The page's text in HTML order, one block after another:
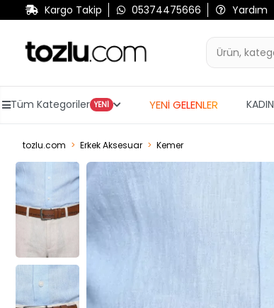
Kargo Takip 05374475666 Yardım
Tüm Kategoriler YENİ YENİ GELENLER KADIN
tozlu.com Erkek Aksesuar Kemer